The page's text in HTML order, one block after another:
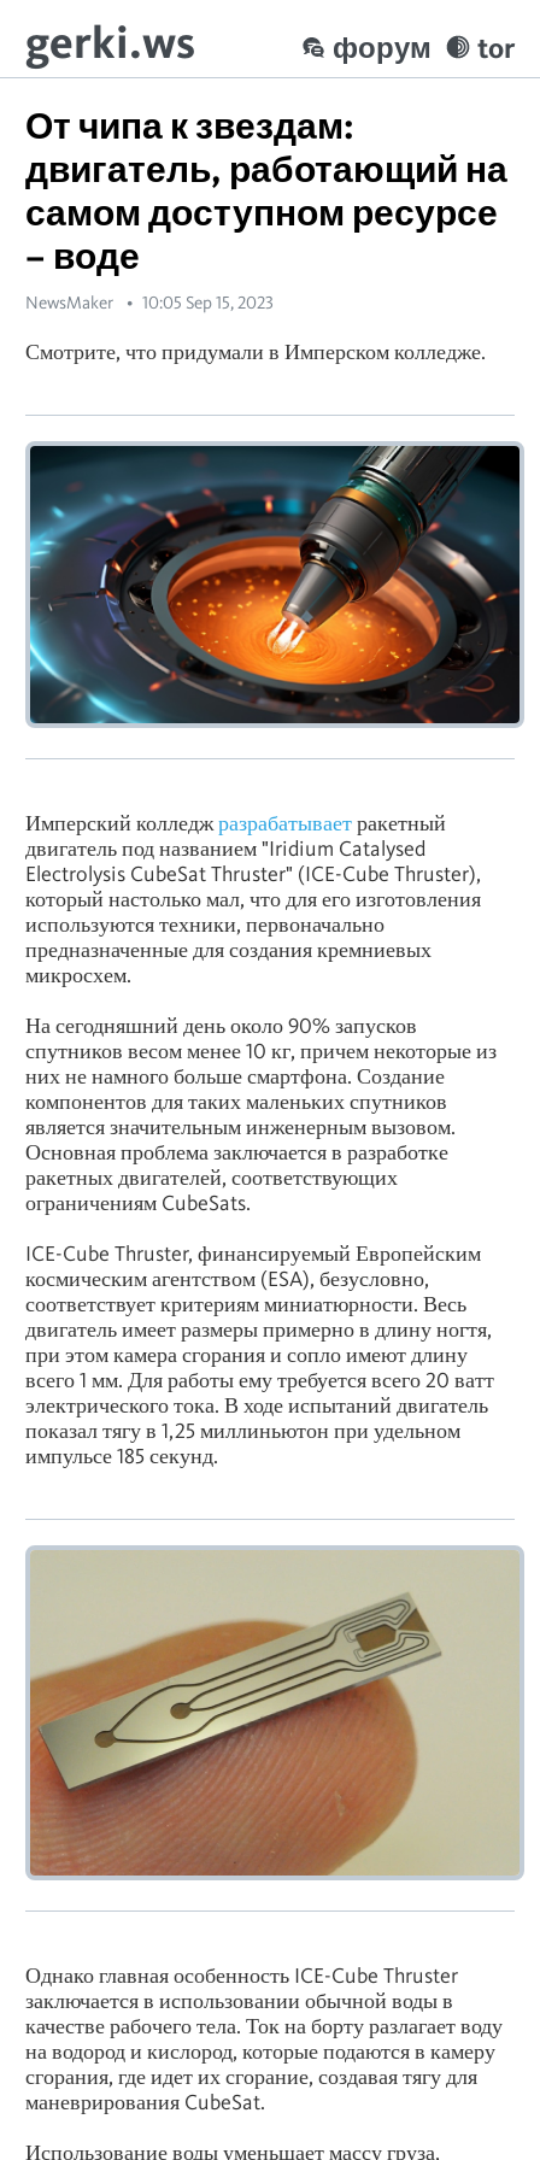
gerki.ws tor
форум
От чипа к звездам:
двигатель, работающий на
самом доступном ресурсе
– воде
NewsMaker 10:05 Sep 15, 2023
Смотрите, что придумали в Имперском колледже.
Имперский колледжразрабатываетракетный
двигатель под названием "Iridium Catalysed
Electrolysis CubeSat Thruster" (ICE-Cube Thruster),
который настолько мал, что для его изготовления
используются техники, первоначально
предназначенные для создания кремниевых
микросхем.
На сегодняшний день около 90% запусков
спутников весом менее 10 кг, причем некоторые из
них не намного больше смартфона. Создание
компонентов для таких маленьких спутников
является значительным инженерным вызовом.
Основная проблема заключается в разработке
ракетных двигателей, соответствующих
ограничениям CubeSats.
ICE-Cube Thruster, финансируемый Европейским
космическим агентством (ESA), безусловно,
соответствует критериям миниатюрности. Весь
двигатель имеет размеры примерно в длину ногтя,
при этом камера сгорания и сопло имеют длину
всего 1 мм. Для работы ему требуется всего 20 ватт
электрического тока. В ходе испытаний двигатель
показал тягу в 1,25 миллиньютон при удельном
импульсе 185 секунд.
Однако главная особенность ICE-Cube Thruster
заключается в использовании обычной воды в
качестве рабочего тела. Ток на борту разлагает воду
на водород и кислород, которые подаются в камеру
сгорания, где идет их сгорание, создавая тягу для
маневрирования CubeSat.
Использование воды уменьшает массу груза,